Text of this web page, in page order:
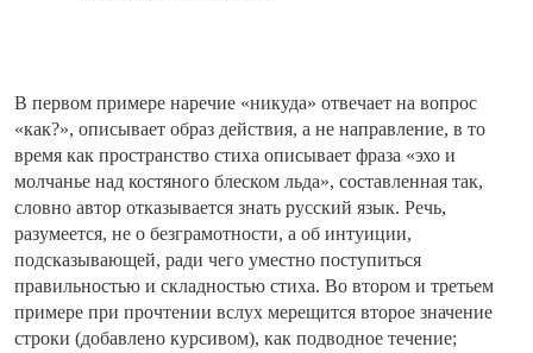
В первом примере наречие «никуда» отвечает на вопрос
«как?», описывает образ действия, а не направление, в то
время как пространство стиха описывает фраза «эхо и
молчанье над костяного блеском льда», составленная так,
словно автор отказывается знать русский язык. Речь,
разумеется, не о безграмотности, а об интуиции,
подсказывающей, ради чего уместно поступиться
правильностью и складностью стиха. Во втором и третьем
примере при прочтении вслух мерещится второе значение
строки (добавлено курсивом), как подводное течение;